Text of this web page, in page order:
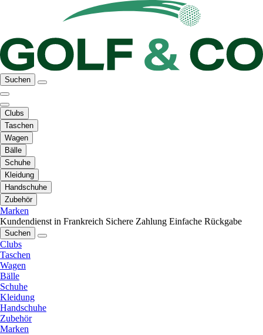
Suchen
Clubs
Taschen
Wagen
Bälle
Schuhe
Kleidung
Handschuhe
Zubehör
Marken
Kundendienst in Frankreich Sichere Zahlung Einfache Rückgabe
Suchen
Clubs
Taschen
Wagen
Bälle
Schuhe
Kleidung
Handschuhe
Zubehör
Marken